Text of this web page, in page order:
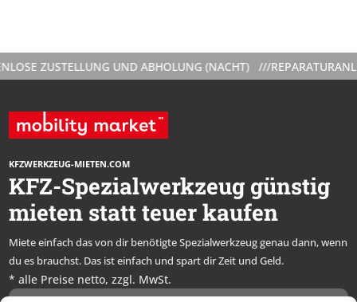
ZUSTELLUNG UND ABHOLUNG (NACHT) ///
KFZWERKZEUG-MIETEN.COM
KFZ-Spezialwerkzeug günstig
mieten statt teuer kaufen
Miete einfach das von dir benötigte Spezialwerkzeug genau dann, wenn
du es brauchst. Das ist einfach und spart dir Zeit und Geld.
* alle Preise netto, zzgl. MwSt.